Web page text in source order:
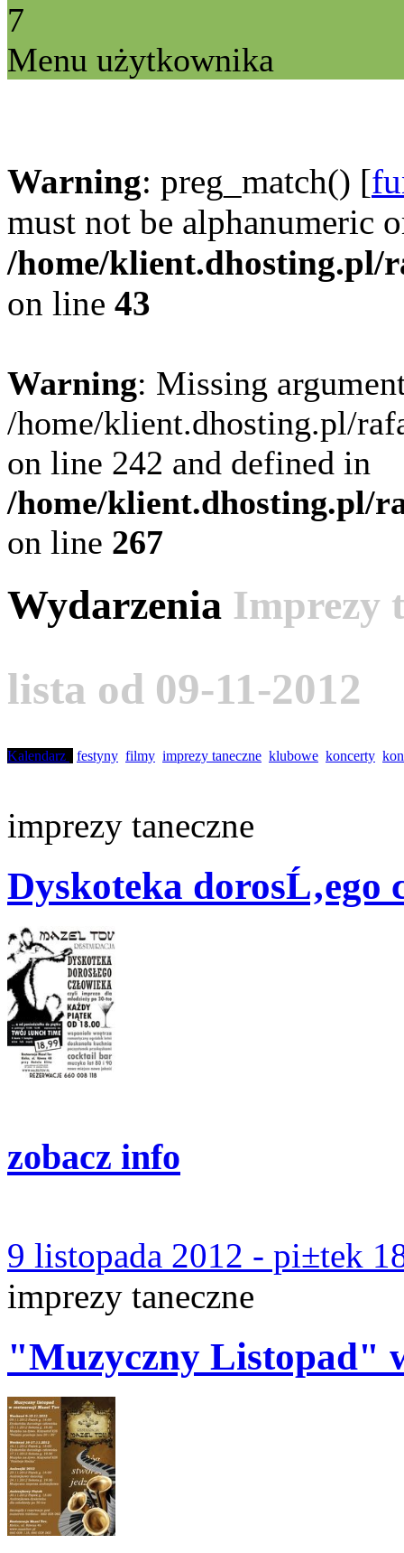
7
Menu użytkownika
Warning: preg_match() [
must not be alphanumeric
/home/klient.dhosting.pl/
on line 43
Warning: Missing
/home/klient.dhosting.pl/
on line 242 and defined in
/home/klient.dhosting.pl/
on line 267
Wydarzenia Imprezy
lista od 09-11-2012
Kalendarz festyny filmy imprezy taneczne klubowe koncerty
imprezy taneczne
Dyskoteka dorosĹ‚ego
zobacz info
9 listopada 2012 - pi±tek
imprezy taneczne
"Muzyczny Listopad"